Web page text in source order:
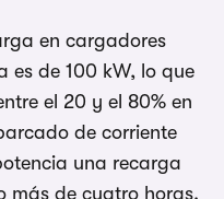
en cargadores
es de 100 kW, lo que
el 20 y el 80% en
de corriente
una recarga
más de cuatro horas.